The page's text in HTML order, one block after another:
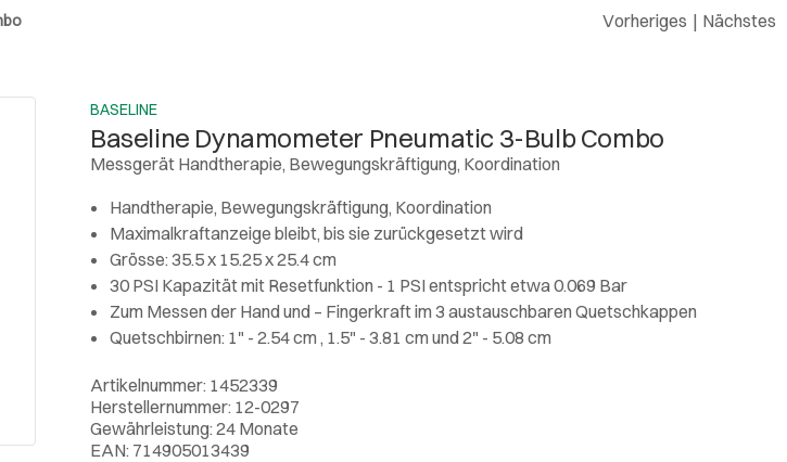
Vorheriges | Nächstes
BASELINE
Baseline Dynamometer Pneumatic 3-Bulb Combo
Messgerät Handtherapie, Bewegungskräftigung, Koordination
Handtherapie, Bewegungskräftigung, Koordination
Maximalkraftanzeige bleibt, bis sie zurückgesetzt wird
Grösse: 35.5 x 15.25 x 25.4 cm
30 PSI Kapazität mit Resetfunktion - 1 PSI entspricht etwa 0.069 Bar
Zum Messen der Hand und – Fingerkraft im 3 austauschbaren Quetschkappen
Quetschbirnen: 1" - 2.54 cm , 1.5" - 3.81 cm und 2" - 5.08 cm
Artikelnummer: 1452339
Herstellernummer: 12-0297
Gewährleistung: 24 Monate
EAN: 714905013439